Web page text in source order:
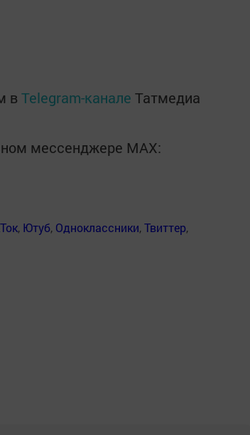
в Telegram-канале Татмедиа
мессенджере MАХ:
, Ютуб, Одноклассники,Твиттер,